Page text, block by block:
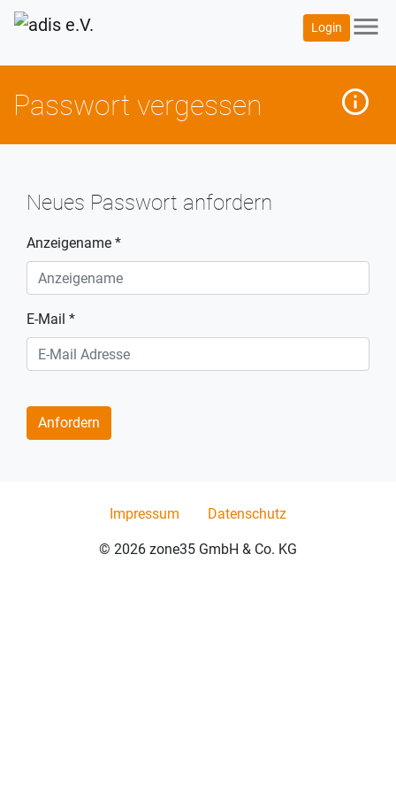
Login menu
Passwort vergessen info_outline
Neues Passwort anfordern
Anzeigename *
E-Mail *
© 2026 zone35 GmbH & Co. KG
Impressum Datenschutz